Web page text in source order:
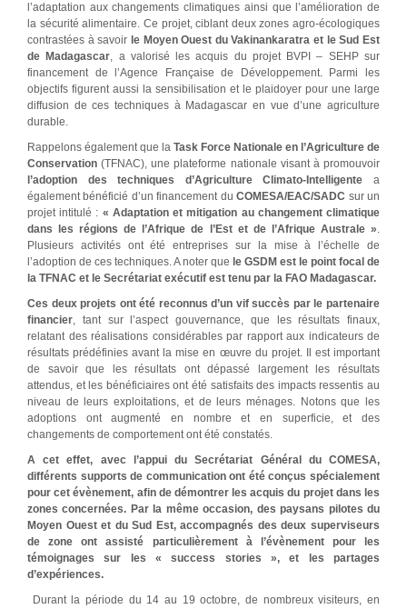
l’adaptation aux changements climatiques ainsi que l’amélioration de
la sécurité alimentaire. Ce projet, ciblant deux zones agro-écologiques
contrastées à savoir le Moyen Ouest du Vakinankaratra et le Sud Est
de Madagascar, a valorisé les acquis du projet BVPI – SEHP sur
financement de l’Agence Française de Développement. Parmi les
objectifs figurent aussi la sensibilisation et le plaidoyer pour une large
diffusion de ces techniques à Madagascar en vue d’une agriculture
durable.
Rappelons également que la Task Force Nationale en l’Agriculture de
Conservation (TFNAC), une plateforme nationale visant à promouvoir
l’adoption des techniques d’Agriculture Climato-Intelligente a
également bénéficié d’un financement duCOMESA/EAC/SADC sur un
projet intitulé : « Adaptation et mitigation au changement climatique
dans les régions de l’Afrique de l’Est et de l’Afrique Australe ».
Plusieurs activités ont été entreprises sur la mise à l’échelle de
l’adoption de ces techniques. A noter que le GSDM est le point focal de
la TFNAC et le Secrétariat exécutif est tenu par la FAO Madagascar.
Ces deux projets ont été reconnus d’un vif succès par le partenaire
financier, tant sur l’aspect gouvernance, que les résultats finaux,
relatant des réalisations considérables par rapport aux indicateurs de
résultats prédéfinies avant la mise en œuvre du projet. Il est important
de savoir que les résultats ont dépassé largement les résultats
attendus, et les bénéficiaires ont été satisfaits des impacts ressentis au
niveau de leurs exploitations, et de leurs ménages. Notons que les
adoptions ont augmenté en nombre et en superficie, et des
changements de comportement ont été constatés.
A cet effet, avec l’appui du Secrétariat Général du COMESA,
différents supports de communication ont été conçus spécialement
pour cet évènement, afin de démontrer les acquis du projet dans les
zones concernées. Par la même occasion, des paysans pilotes du
Moyen Ouest et du Sud Est, accompagnés des deux superviseurs
de zone ont assisté particulièrement à l’évènement pour les
témoignages sur les « success stories », et les partages
d’expériences.
Durant la période du 14 au 19 octobre, de nombreux visiteurs, en